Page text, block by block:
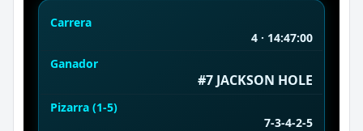
Carrera
4 · 14:47:00
Ganador
#7 JACKSON HOLE
Pizarra (1-5)
7-3-4-2-5